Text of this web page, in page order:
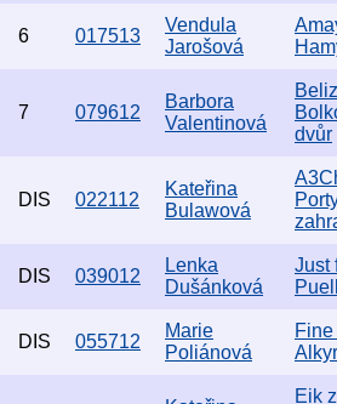
6 017513
Vendula
Jarošová
7 079612
Barbora
Valentinová
dvůr
DIS 022112
Kateřina
Bulawová
DIS 039012
Lenka
Dušánková
Just
DIS 055712
Marie
Poliánová
Eik z